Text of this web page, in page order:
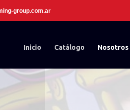
group.com.ar
Inicio Catálogo Nosotros